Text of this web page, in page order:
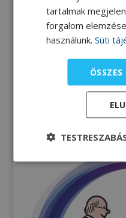
tartalmak
forgalom
használunk. Süti